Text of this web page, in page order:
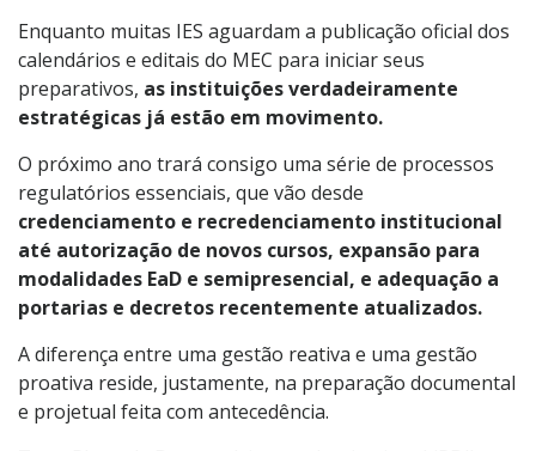
Enquanto muitas IES aguardam a publicação oficial dos
calendários e editais do MEC para iniciar seus
preparativos, as instituições verdadeiramente
estratégicas já estão em movimento.
O próximo ano trará consigo uma série de processos
regulatórios essenciais, que vão desde
credenciamento e recredenciamento institucional
até autorização de novos cursos, expansão para
modalidades EaD e semipresencial, e adequação a
portarias e decretos recentemente atualizados.
A diferença entre uma gestão reativa e uma gestão
proativa reside, justamente, na preparação documental
e projetual feita com antecedência.